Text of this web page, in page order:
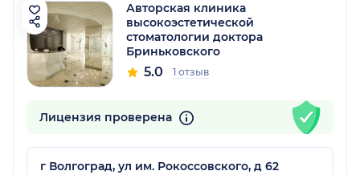
Авторская клиника
высокоэстетической
стоматологии доктора
Бриньковского
5.0 1 отзыв
Лицензия проверена
г Волгоград, ул им. Рокоссовского, д 62